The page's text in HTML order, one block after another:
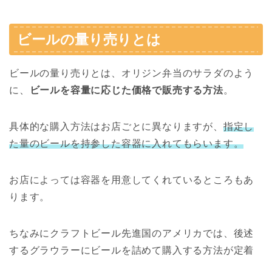
ビールの量り売りとは
ビールの量り売りとは、オリジン弁当のサラダのよう
に、
ビールを容量に応じた価格で販売する方法。
具体的な購入方法はお店ごとに異なりますが、 指定し
た量のビールを持参した容器に入れてもらいます。
お店によっては容器を用意してくれているところもあ
ります。
ちなみにクラフトビール先進国のアメリカでは、後述
するグラウラーにビールを詰めて購入する方法が定着